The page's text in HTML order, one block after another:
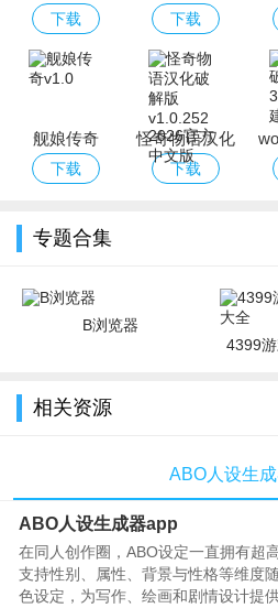
解版
下载
斗游戏
下载
舰娘传奇
下载
怪奇物语汉化
破解版
下载
专题合集
B浏览器
4399
相关资源
ABO人设生
ABO人设生成器app
在同人创作圈，ABO设定一直拥有超
支持性别、属性、背景与性格等维度
色设定，为写作、绘画和剧情设计提